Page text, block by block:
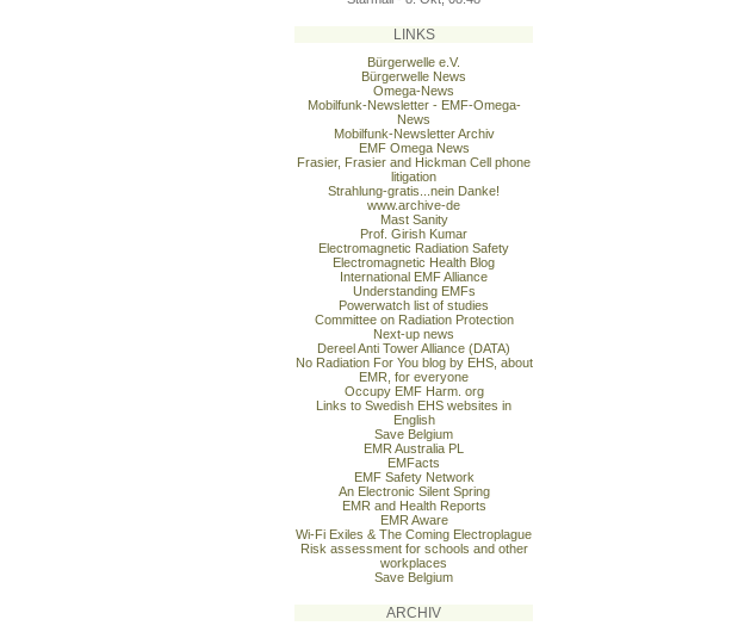
LINKS
Bürgerwelle e.V.
Bürgerwelle News
Omega-News
Mobilfunk-Newsletter - EMF-Omega-
News
Mobilfunk-Newsletter Archiv
EMF Omega News
Frasier, Frasier and Hickman Cell phone
litigation
Strahlung-gratis...nein Danke!
www.archive-de
Mast Sanity
Prof. Girish Kumar
Electromagnetic Radiation Safety
Electromagnetic Health Blog
International EMF Alliance
Understanding EMFs
Powerwatch list of studies
Committee on Radiation Protection
Next-up news
Dereel Anti Tower Alliance (DATA)
No Radiation For You blog by EHS, about
EMR, for everyone
Occupy EMF Harm. org
Links to Swedish EHS websites in
English
Save Belgium
EMR Australia PL
EMFacts
EMF Safety Network
An Electronic Silent Spring
EMR and Health Reports
EMR Aware
Wi-Fi Exiles & The Coming Electroplague
Risk assessment for schools and other
workplaces
Save Belgium
ARCHIV